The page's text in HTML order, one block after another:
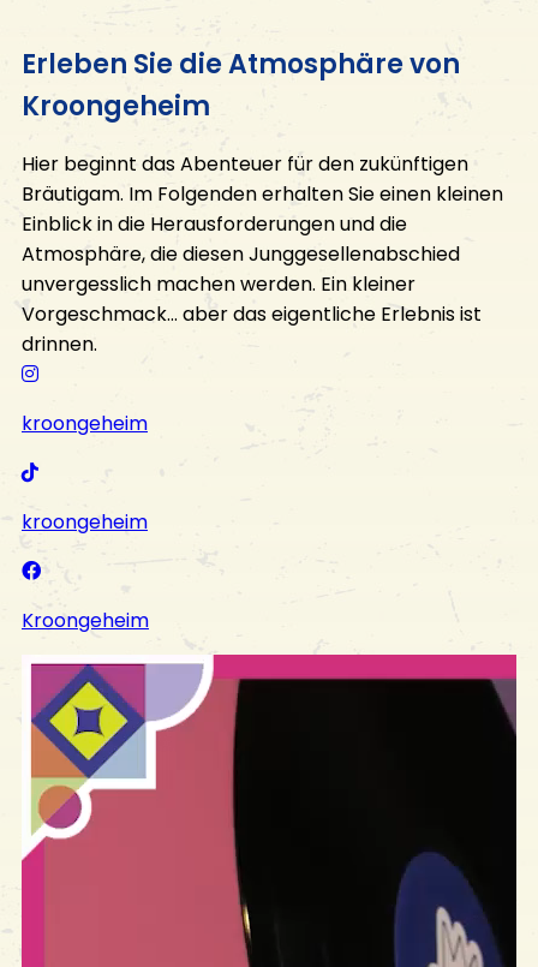
Erleben Sie die Atmosphäre von
Kroongeheim
Hier beginnt das Abenteuer für den zukünftigen
Bräutigam. Im Folgenden erhalten Sie einen kleinen
Einblick in die Herausforderungen und die
Atmosphäre, die diesen Junggesellenabschied
unvergesslich machen werden. Ein kleiner
Vorgeschmack... aber das eigentliche Erlebnis ist
drinnen.
kroongeheim
kroongeheim
Kroongeheim